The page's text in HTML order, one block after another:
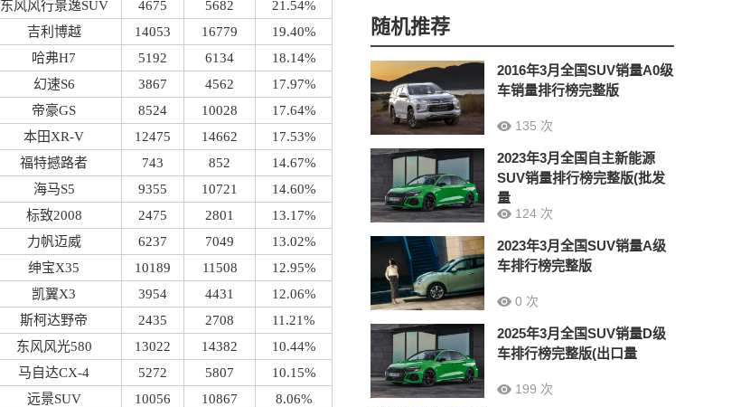
东风风行景逸SUV 4675 5682
21.54%
吉利博越 14053 16779
19.40%
哈弗H7 5192 6134
18.14%
幻速S6 3867 4562
17.97%
帝豪GS 8524 10028
17.64%
本田XR-V 12475 14662
17.53%
福特撼路者 743 852
14.67%
海马S5 9355 10721
14.60%
标致2008 2475 2801
13.17%
力帆迈威 6237 7049
13.02%
绅宝X35 10189 11508
12.95%
凯翼X3 3954 4431
12.06%
斯柯达野帝 2435 2708
11.21%
东风风光580 13022 14382
10.44%
马自达CX-4 5272 5807
10.15%
远景SUV 10056 10867
8.06%
随机推荐
2016年3月全国SUV销量A0级
车销量排行榜完整版
135 次
2023年3月全国自主新能源
SUV销量排行榜完整版(批发
量
124 次
2023年3月全国SUV销量A级
车排行榜完整版
0 次
2025年3月全国SUV销量D级
车排行榜完整版(出口量
199 次